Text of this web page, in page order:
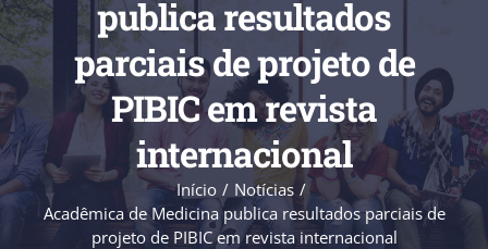
publica resultados
parciais de projeto de
PIBIC em revista
internacional
Início
Notícias
Acadêmica de Medicina publica resultados parciais de
projeto de PIBIC em revista internacional